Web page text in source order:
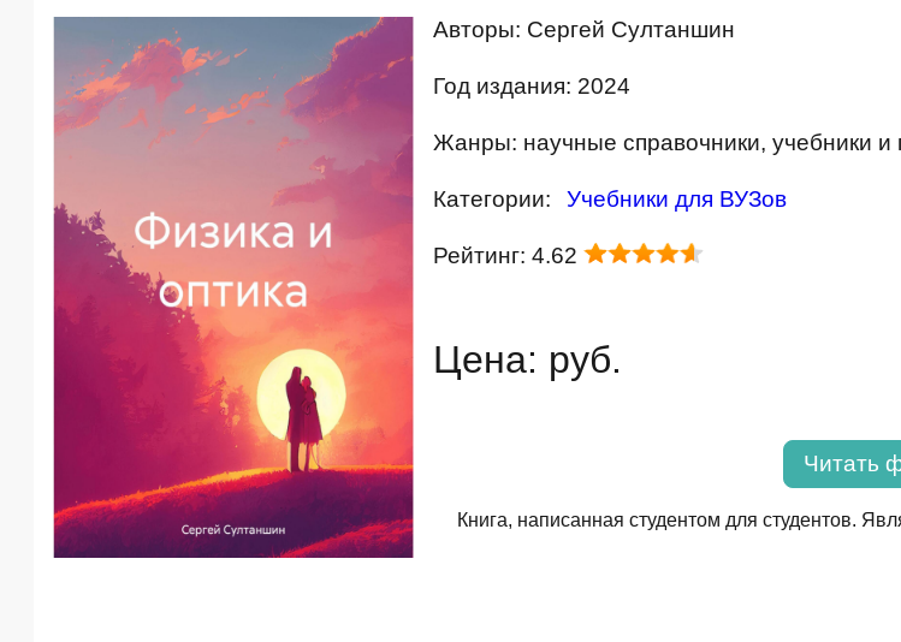
Авторы: Сергей Султаншин
Год издания: 2024
Жанры: научные справочники, учебники и
Категории: Учебники для ВУЗов
Рейтинг: 4.62
Цена: руб.
Читать
Книга, написанная студентом для студентов.